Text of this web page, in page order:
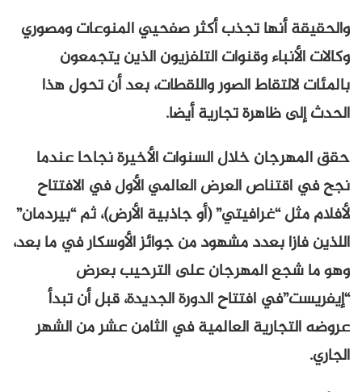
والحقيقة أنها تجذب أكثر صفحيي المنوعات ومصوري
وكالات الأنباء وقنوات التلفزيون الذين يتجمعون
بالمئات لالتقاط الصور واللقطات، بعد أن تحول هذا
الحدث إلى ظاهرة تجارية أيضا.
حقق المهرجان خلال السنوات الأخيرة نجاحا عندما
نجح في اقتناص العرض العالمي الأول في الافتتاح
لأفلام مثل “غرافيتي” (أو جاذبية الأرض)، ثم “بيردمان”
اللذين فازا بعدد مشهود من جوائز الأوسكار في ما بعد،
وهو ما شجع المهرجان على الترحيب بعرض
“إيفريست”في افتتاح الدورة الجديدة، قبل أن تبدأ
عروضه التجارية العالمية في الثامن عشر من الشهر
الجاري.